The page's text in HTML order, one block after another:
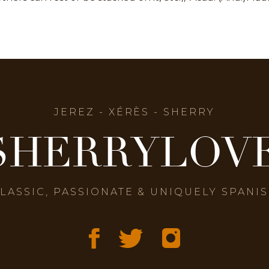
JEREZ - XÉRÈS - SHERRY
PASSIONATE & UNIQUELY